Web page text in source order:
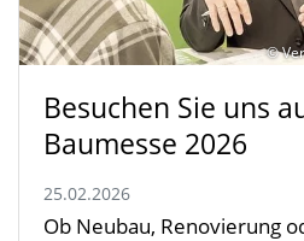
©
Besuchen Sie uns
Baumesse 2026
25.02.2026
Ob Neubau, Renovierung